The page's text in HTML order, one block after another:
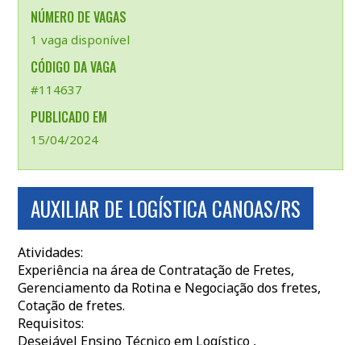
NÚMERO DE VAGAS
1 vaga disponível
CÓDIGO DA VAGA
#114637
PUBLICADO EM
15/04/2024
AUXILIAR DE LOGÍSTICA CANOAS/RS
Atividades:
Experiência na área de Contratação de Fretes,
Gerenciamento da Rotina e Negociação dos fretes,
Cotação de fretes.
Requisitos:
Desejável Ensino Técnico em Logístico ,